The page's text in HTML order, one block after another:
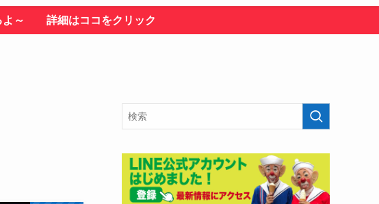
よ～ 詳細はココをクリック